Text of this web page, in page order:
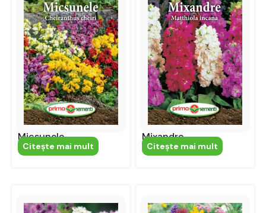
Micsunele
Citeşte mai mult
Mixandre
Citeşte mai mult